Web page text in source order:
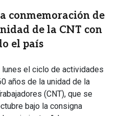
conmemoración de
de la CNT con
el país
el ciclo de actividades
años de la unidad de la
(CNT), que se
bajo la consigna